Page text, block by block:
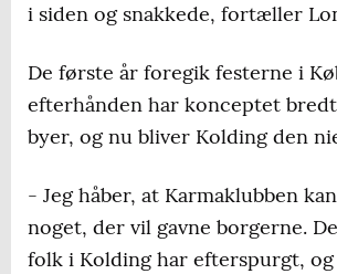
i siden og snakkede, fortæller
De første år foregik festerne i
efterhånden har konceptet
byer, og nu bliver Kolding den
- Jeg håber, at Karmaklubben
noget, der vil gavne borgerne.
folk i Kolding har efterspurgt, og